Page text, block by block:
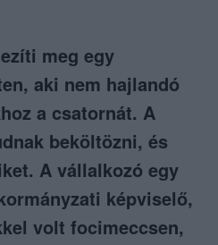
meg egy
aki nem hajlandó
a csatornát. A
beköltözni, és
A vállalkozó egy
képviselő,
volt focimeccsen,